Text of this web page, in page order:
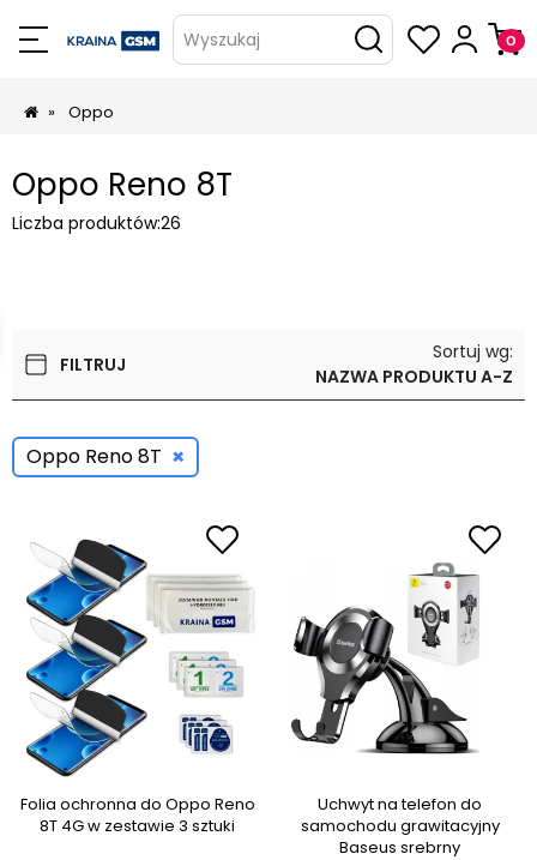
Wyszukaj
» Oppo
Oppo Reno 8T
Liczba produktów:26
FILTRUJ
Sortuj wg:
NAZWA PRODUKTU A-Z
Oppo Reno 8T ×
Folia ochronna do Oppo Reno
8T 4G w zestawie 3 sztuki
Uchwyt na telefon do
samochodu grawitacyjny
Baseus srebrny